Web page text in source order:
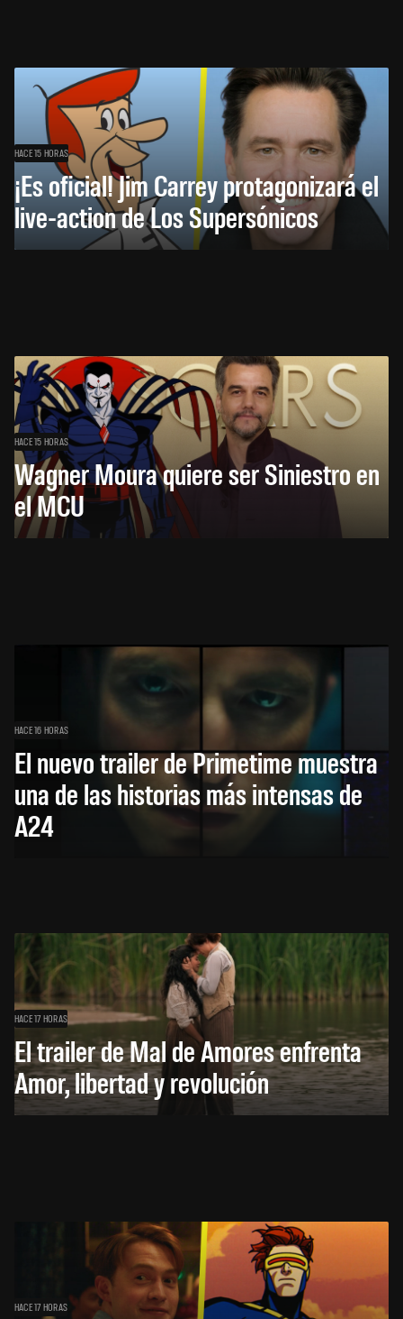
HACE 15 HORAS
¡Es oficial! Jim Carrey protagonizará el
live-action de Los Supersónicos
HACE 15 HORAS
Wagner Moura quiere ser Siniestro en
el MCU
HACE 16 HORAS
El nuevo trailer de Primetime muestra
una de las historias más intensas de
A24
HACE 17 HORAS
El trailer de Mal de Amores enfrenta
Amor, libertad y revolución
HACE 17 HORAS